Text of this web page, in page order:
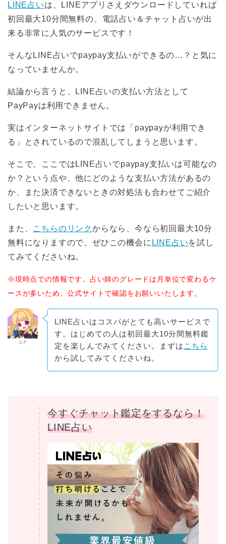
LINE占いは、LINEアプリさえダウンロードしていれば
初回最大10分間無料の、電話占い＆チャット占いが出
来る非常に人気のサービスです！
そんなLINE占いでpaypay支払いができるの…？と気に
なっていませんか。
結論から言うと、LINE占いの支払い方法として
PayPayは利用できません。
実はインターネットサイトでは「paypayが利用でき
る」とされているので混乱してしまうと思います。
そこで、ここではLINE占いでpaypay支払いは可能なの
か？という点や、他にどのような支払い方法があるの
か、また決済できないときの対処法も合わせてご紹介
したいと思います。
また、 こちらのリンクからなら、今なら初回最大10分
無料になりますので、ぜひこの機会に LINE占いを試し
てみてくださいね。
※現時点での情報です。占い師のグレードは月単位で変わるケ
ースが多いため、公式サイトで確認をお願いいたします。
ユナ
LINE占いはコスパがとても高いサービスで
す。はじめての人は初回最大10分間無料鑑
定を楽しんでみてください。まずは こちら
から試してみてくださいね。
今すぐチャット鑑定をするなら！
LINE占い